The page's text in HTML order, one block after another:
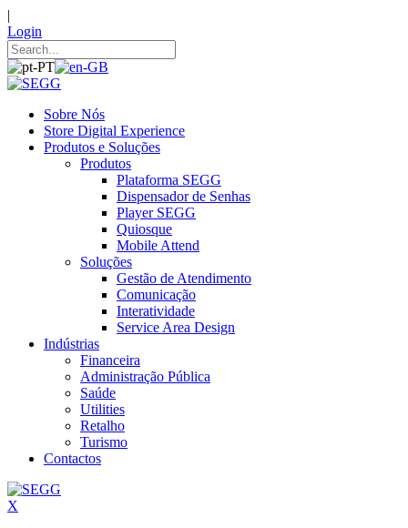
|
Login
Sobre Nós
Store Digital Experience
Produtos e Soluções
Produtos
Plataforma SEGG
Dispensador de Senhas
Player SEGG
Quiosque
Mobile Attend
Soluções
Gestão de Atendimento
Comunicação
Interatividade
Service Area Design
Indústrias
Financeira
Administração Pública
Saúde
Utilities
Retalho
Turismo
Contactos
X